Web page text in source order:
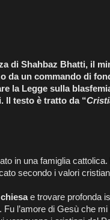
di Shahbaz Bhatti, il
da un commando di
la Legge sulla
Il testo è tratto da “
in una famiglia
secondo i valori
e trovare profonda
l’amore di Gesù che